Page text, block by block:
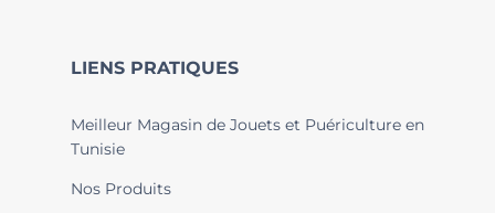
LIENS PRATIQUES
Meilleur Magasin de Jouets et Puériculture en
Tunisie
Nos Produits